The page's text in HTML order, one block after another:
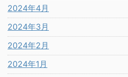
2024年4月
2024年3月
2024年2月
2024年1月